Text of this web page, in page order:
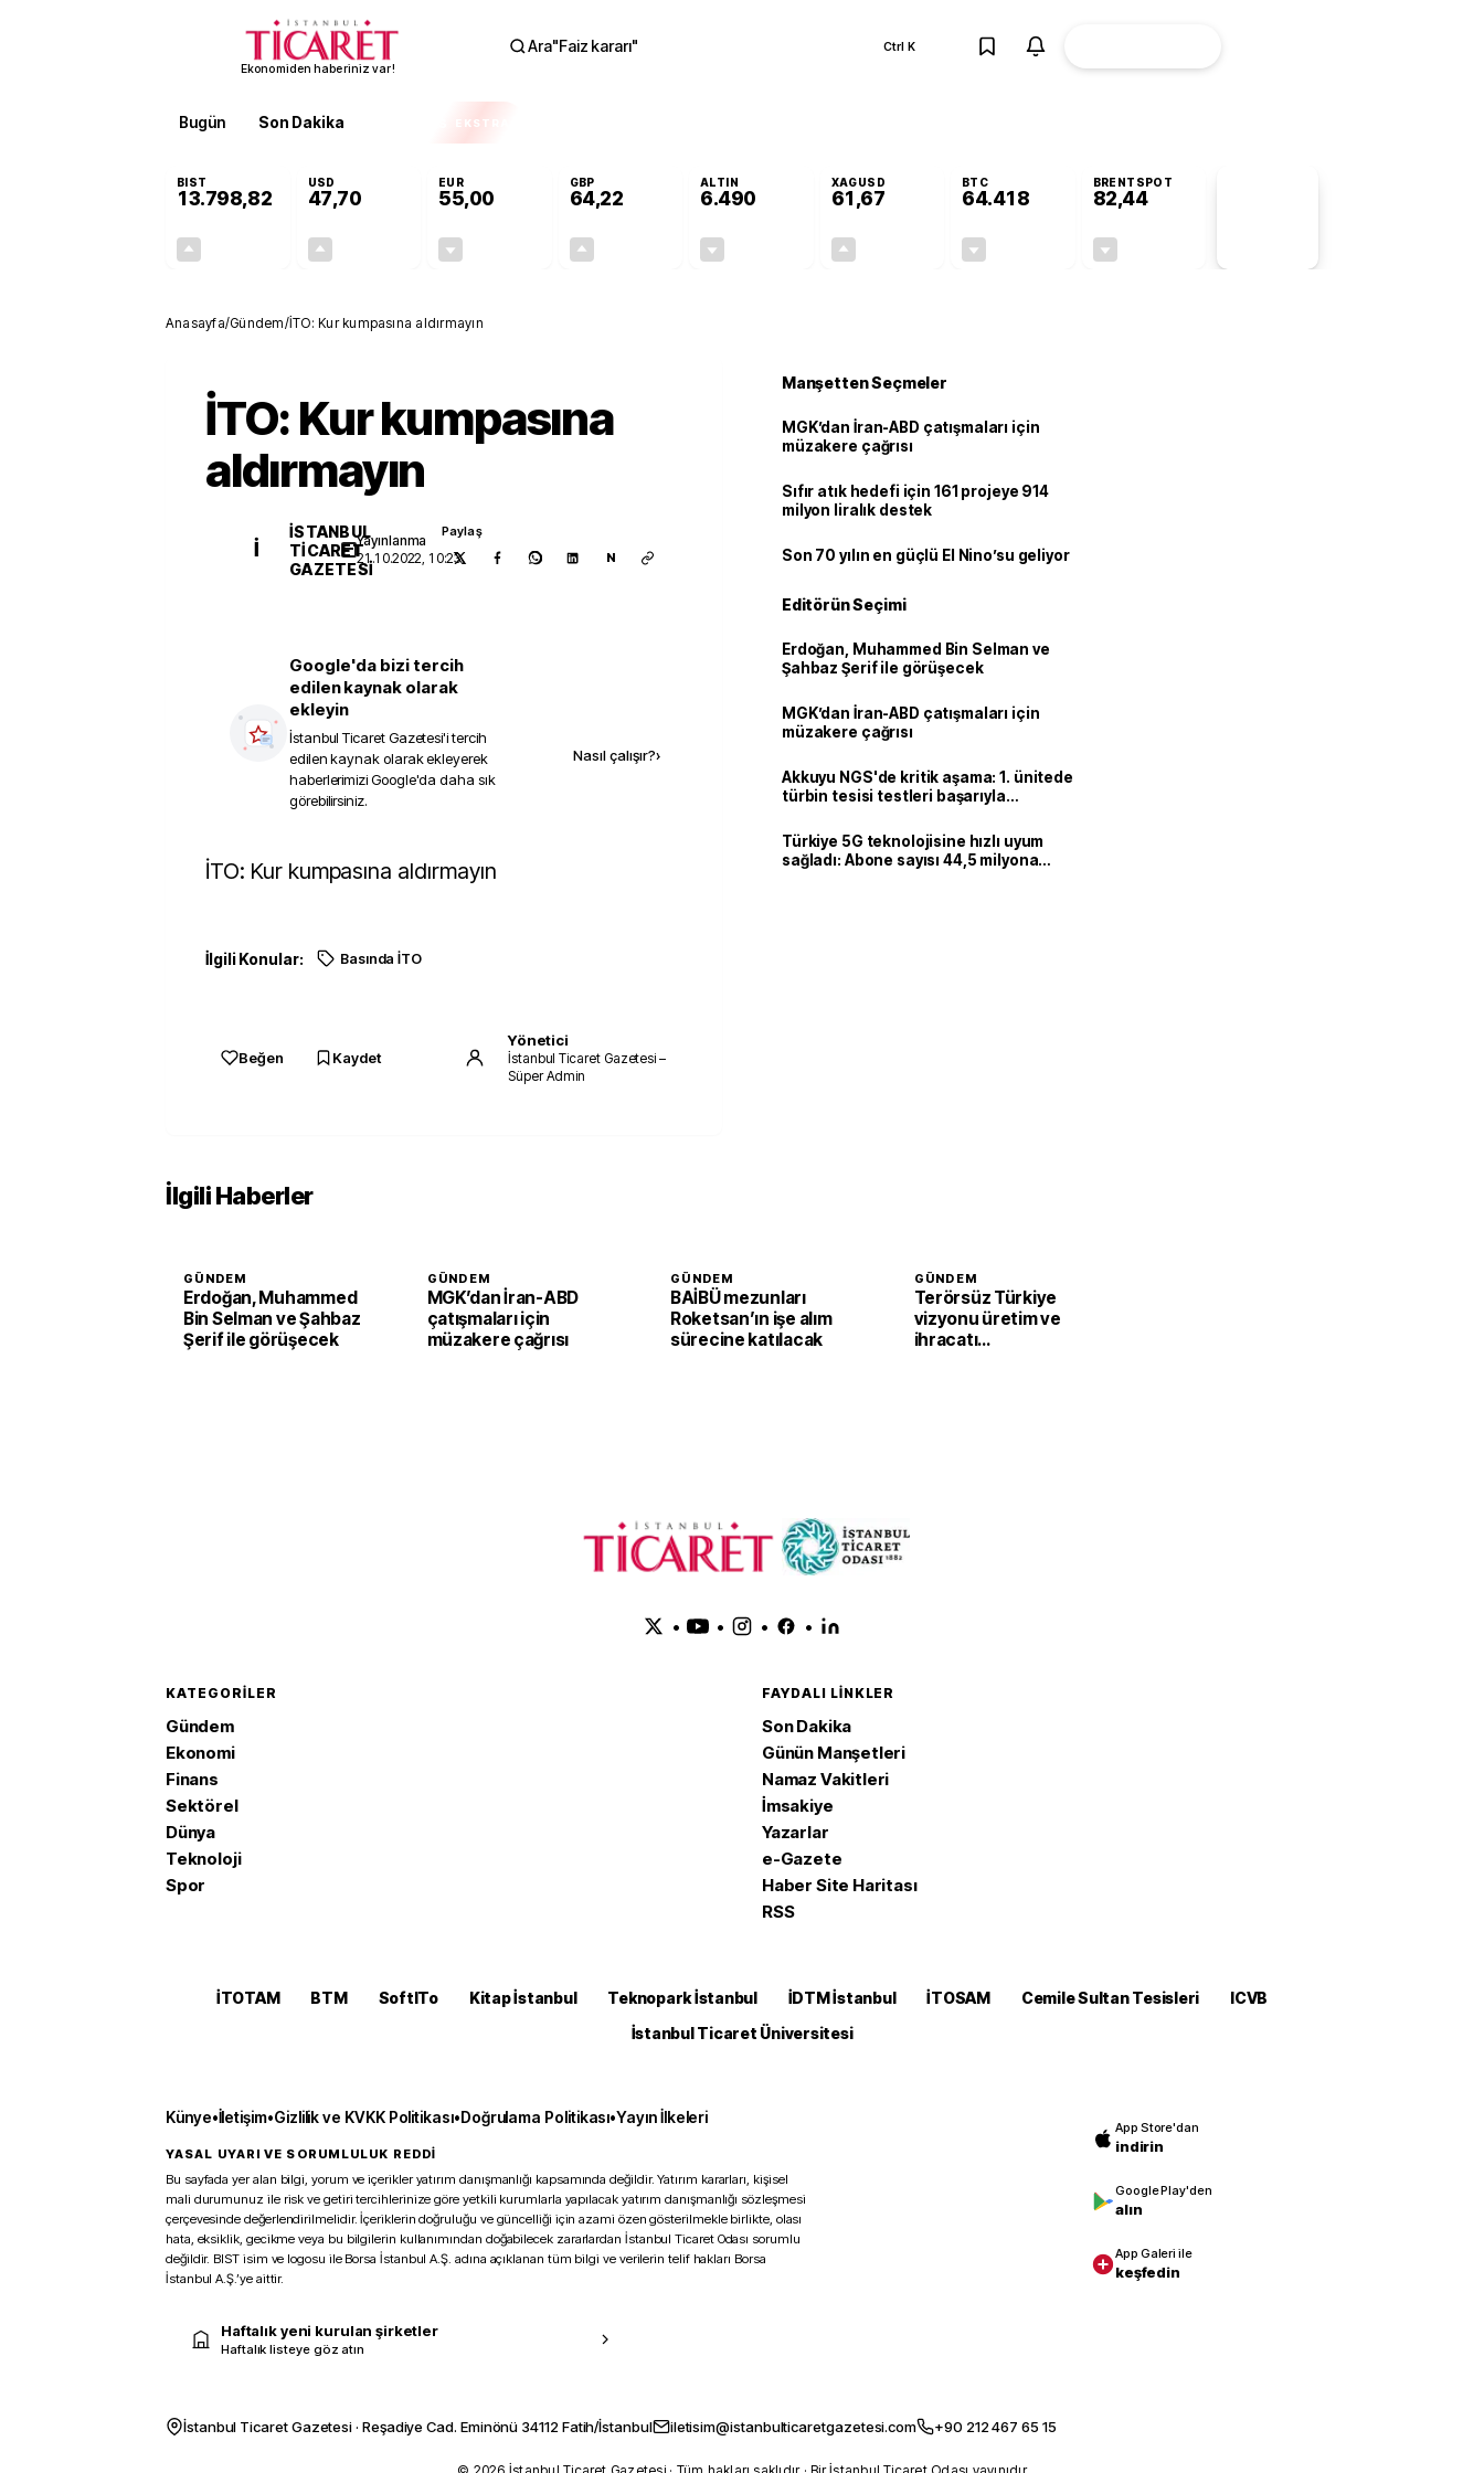
Ekonomiden haberiniz var!
Ara"Faiz kararı" Ctrl K
Bugün Son Dakika EKSTRA
BIST
13.798,82
USD
47,70
EUR
55,00
GBP
64,22
ALTIN
6.490
XAGUSD
61,67
BTC
64.418
BRENTSPOT
82,44
Anasayfa/Gündem/İTO: Kur kumpasına aldırmayın
İTO: Kur kumpasına
aldırmayın
İ
İSTANBUL
TICARET
GAZETESI
Yayınlanma
21.10.2022, 10:23
Paylaş
N
Google'da bizi tercih
edilen kaynak olarak
ekleyin
İstanbul Ticaret Gazetesi'i tercih
edilen kaynak olarak ekleyerek
haberlerimizi Google'da daha sık
görebilirsiniz.
Nasıl çalışır?›
İTO: Kur kumpasına aldırmayın
İlgili Konular: Basında İTO
Beğen Kaydet
Yönetici
İstanbul Ticaret Gazetesi –
Süper Admin
Manşetten Seçmeler
MGK’dan İran-ABD çatışmaları için
müzakere çağrısı
Sıfır atık hedefi için 161 projeye 914
milyon liralık destek
Son 70 yılın en güçlü El Nino’su geliyor
Editörün Seçimi
Erdoğan, Muhammed Bin Selman ve
Şahbaz Şerif ile görüşecek
MGK’dan İran-ABD çatışmaları için
müzakere çağrısı
Akkuyu NGS'de kritik aşama: 1. ünitede
türbin tesisi testleri başarıyla
Türkiye 5G teknolojisine hızlı uyum
sağladı: Abone sayısı 44,5 milyona
İlgili Haberler
GÜNDEM
Erdoğan, Muhammed
Bin Selman ve Şahbaz
Şerif ile görüşecek
GÜNDEM
MGK’dan İran-ABD
çatışmaları için
müzakere çağrısı
GÜNDEM
BAİBÜ mezunları
Roketsan’ın işe alım
sürecine katılacak
GÜNDEM
Terörsüz Türkiye
vizyonu üretim ve
ihracatı
• • • •
KATEGORILER
Gündem
Ekonomi
Finans
Sektörel
Dünya
Teknoloji
Spor
FAYDALI LINKLER
Son Dakika
Günün Manşetleri
Namaz Vakitleri
İmsakiye
Yazarlar
e-Gazete
Haber Site Haritası
RSS
İTOTAM BTM SoftITo Kitap İstanbul Teknopark İstanbul İDTM İstanbul İTOSAM Cemile Sultan Tesisleri
ICVB
İstanbul Ticaret Üniversitesi
Künye•İletişim•Gizlilik ve KVKK Politikası•Doğrulama Politikası•Yayın İlkeleri
YASAL UYARI VE SORUMLULUK REDDİ
Bu sayfada yer alan bilgi, yorum ve içerikler yatırım danışmanlığı kapsamında değildir. Yatırım kararları, kişisel
mali durumunuz ile risk ve getiri tercihlerinize göre yetkili kurumlarla yapılacak yatırım danışmanlığı sözleşmesi
çerçevesinde değerlendirilmelidir. İçeriklerin doğruluğu ve güncelliği için azami özen gösterilmekle birlikte, olası
hata, eksiklik, gecikme veya bu bilgilerin kullanımından doğabilecek zararlardan İstanbul Ticaret Odası sorumlu
değildir. BIST isim ve logosu ile Borsa İstanbul A.Ş. adına açıklanan tüm bilgi ve verilerin telif hakları Borsa
İstanbul A.Ş.’ye aittir.
Haftalık yeni kurulan şirketler
Haftalık listeye göz atın
App Store'dan
indirin
Google Play'den
alın
App Galeri ile
keşfedin
İstanbul Ticaret Gazetesi · Reşadiye Cad. Eminönü 34112 Fatih/İstanbul iletisim@istanbulticaretgazetesi.com +90 212 467 65 15